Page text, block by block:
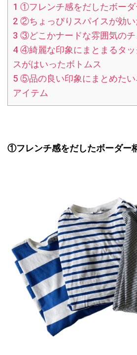
1 ①フレンチ感をだしたボー
2②ちょっぴりスパイスが効い
3 ③どこかナードな雰囲気の
4④綺麗な印象にまとまるタッ
スがはいったボトムス
5⑤品の良い印象にまとめたい
アイテム
①フレンチ感をだしたボーダー